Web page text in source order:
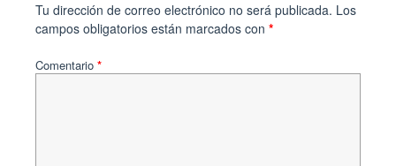
Tu dirección de correo electrónico no será publicada. Los
campos obligatorios están marcados con *
Comentario *